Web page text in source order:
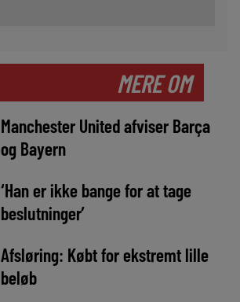
MERE OM
Manchester United afviser Barça
og Bayern
‘Han er ikke bange for at tage
beslutninger’
Afsløring: Købt for ekstremt lille
beløb